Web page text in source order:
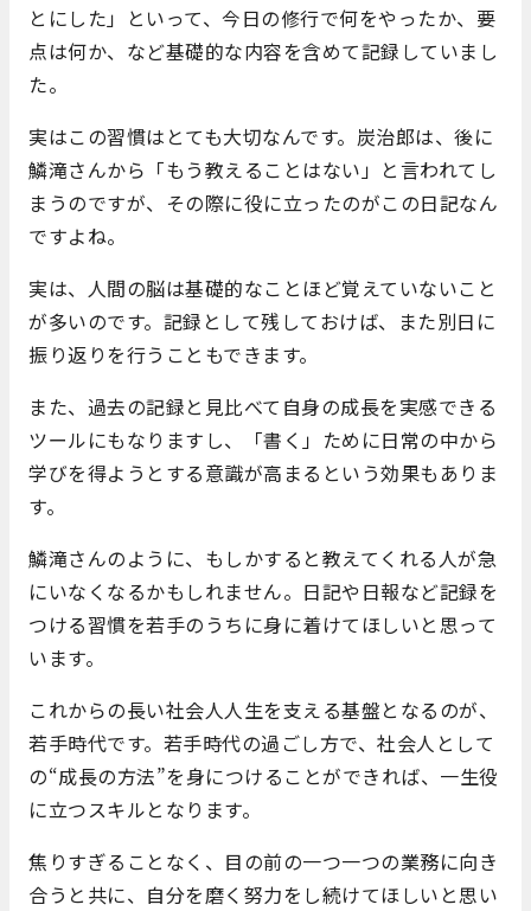
とにした」といって、今日の修行で何をやったか、要
点は何か、など基礎的な内容を含めて記録していまし
た。
実はこの習慣はとても大切なんです。炭治郎は、後に
鱗滝さんから「もう教えることはない」と言われてし
まうのですが、その際に役に立ったのがこの日記なん
ですよね。
実は、人間の脳は基礎的なことほど覚えていないこと
が多いのです。記録として残しておけば、また別日に
振り返りを行うこともできます。
また、過去の記録と見比べて自身の成長を実感できる
ツールにもなりますし、「書く」ために日常の中から
学びを得ようとする意識が高まるという効果もありま
す。
鱗滝さんのように、もしかすると教えてくれる人が急
にいなくなるかもしれません。日記や日報など記録を
つける習慣を若手のうちに身に着けてほしいと思って
います。
これからの長い社会人人生を支える基盤となるのが、
若手時代です。若手時代の過ごし方で、社会人として
の“成長の方法”を身につけることができれば、一生役
に立つスキルとなります。
焦りすぎることなく、目の前の一つ一つの業務に向き
合うと共に、自分を磨く努力をし続けてほしいと思い